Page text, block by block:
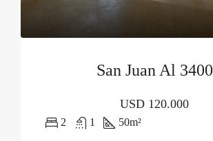
San Juan Al 3400
USD 120.000
2 1 50m²